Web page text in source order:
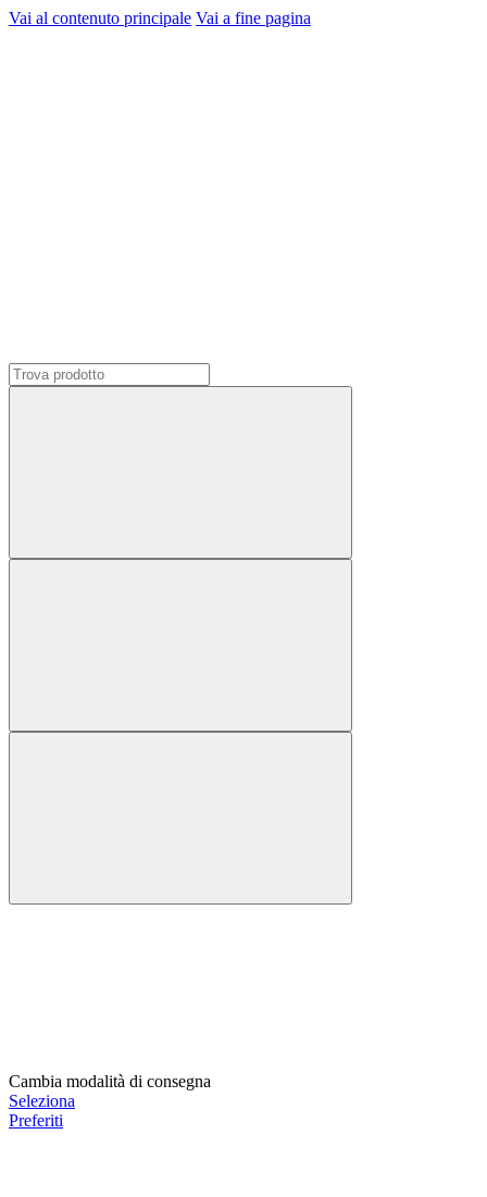
Vai al contenuto principale Vai a fine pagina
Cambia modalità di consegna
Seleziona
Preferiti